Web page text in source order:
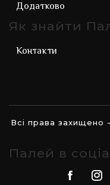
Додатково
Як знайти
Контакти
Всі права захищено
Палей в